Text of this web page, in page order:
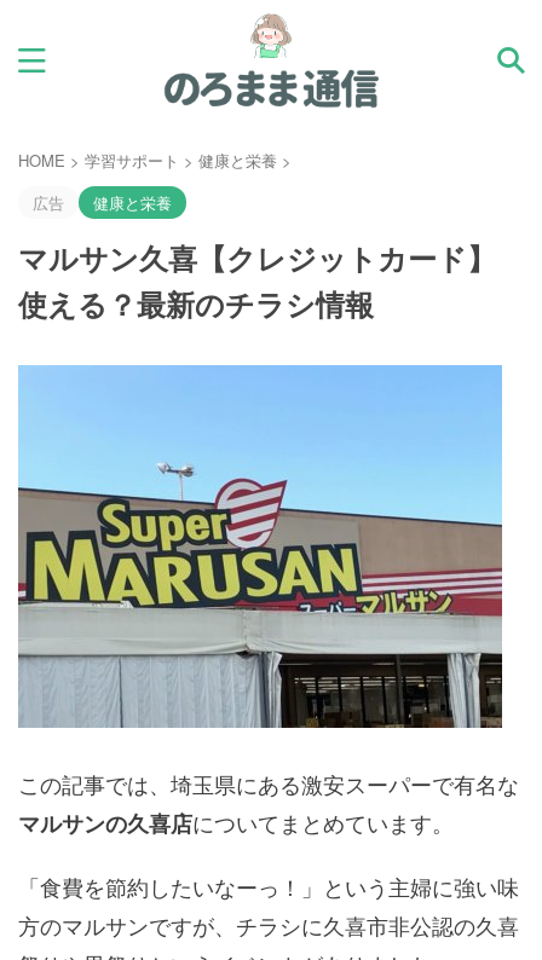
HOME > 学習サポート > 健康と栄養 >
広告
健康と栄養
マルサン久喜【クレジットカード】
使える？最新のチラシ情報
この記事では、埼玉県にある激安スーパーで有名な
マルサンの久喜店についてまとめています。
「食費を節約したいなーっ！」という主婦に強い味
方のマルサンですが、チラシに久喜市非公認の久喜